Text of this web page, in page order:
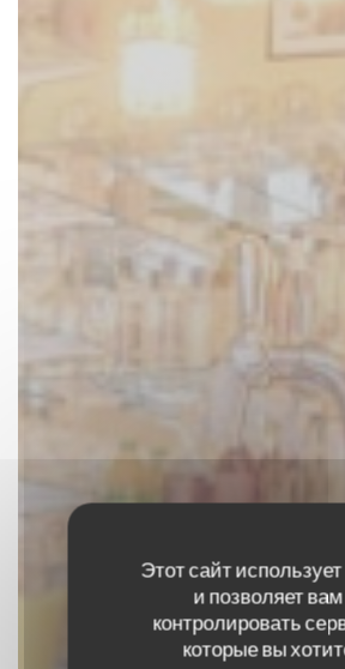
Этот сайт использует
и позволяет вам
контролировать
которые вы